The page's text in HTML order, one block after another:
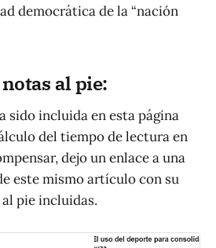
democrática de la “nación
al pie:
sido incluida en esta página
del tiempo de lectura en
dejo un enlace a una
este mismo artículo con su
pie incluidas.